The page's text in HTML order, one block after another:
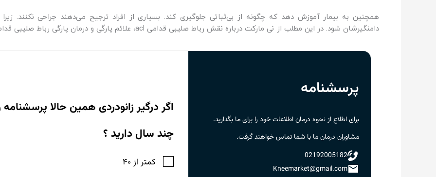
همچنین به بیمار آموزش دهد که چگونه از بی‌ثباتی جلوگیری کند. بسیاری از افراد ترجیح می‌دهند جراحی نکنند.
دامنگیرشان شود. در این مطلب از نی‌ مارکت درباره نقش رباط صلیبی قدامی acl، علائم پارگی و درمان پارگی رباط صلیبی قدامی بدون جراحی صحبت می‌کنیم.